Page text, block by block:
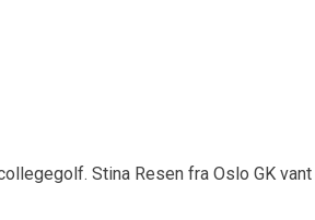
Stina Resen fra Oslo GK